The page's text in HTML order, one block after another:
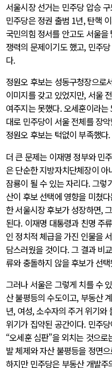
서울시장 선거는 민주당 압승
민주당은 정권 출범 1년, 탄핵
국민의힘 정서를 안고도 서울
쟁력의 문제이기도 했고, 민주
다.
정원오 후보는 성동구청장으로
이미지를 갖고 있었지만, 서울
여주지는 못했다. 오세훈이라
대로 민주당이 서울 전체를 장
정원오 후보는 턱없이 부족했다.
더 큰 문제는 이재명 정부와 민
은 단순한 지방자치단체장이
잠룡이 될 수 있는 자리다. 그렇
산이 후보 선택에 영향을 미쳤
한 서울시장 후보가 성장하면,
된다. 이재명 대통령과 친명 주
인 정치적 체급을 가진 인물을
담스러웠을 것이다. 그 결과 비
류와 충돌하지 않을 후보가 선
그러나 서울은 그렇게 치를 수
산 불평등의 수도이고, 부동산
년, 여성, 소수자의 주거 위기와
위기가 집약된 공간이다. 민주
“오세훈 심판”을 외치는 것으
발 체제와 자산 불평등을 정면
하지만 민주당은 부동산 개발